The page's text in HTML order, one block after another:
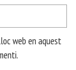
web en aquest